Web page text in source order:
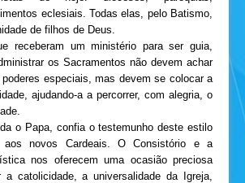
eclesiais. Todas elas, pelo Batismo,
de filhos de Deus.
receberam um ministério para ser guia,
os Sacramentos não devem achar
especiais, mas devem se colocar a
ajudando-a a percorrer, com alegria, o
o Papa, confia o testemunho deste estilo
novos Cardeais. O Consistório e a
nos oferecem uma ocasião preciosa
a catolicidade, a universalidade da Igreja,